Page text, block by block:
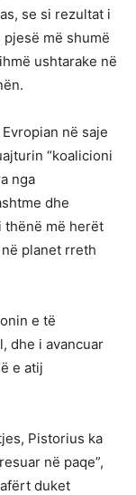
se si rezultat i
më shumë
ushtarake në
në saje
“koalicioni
nga
dhe
thënë më herët
planet rreth
e të
dhe i avancuar
e atij
Pistorius ka
në paqe”,
duket